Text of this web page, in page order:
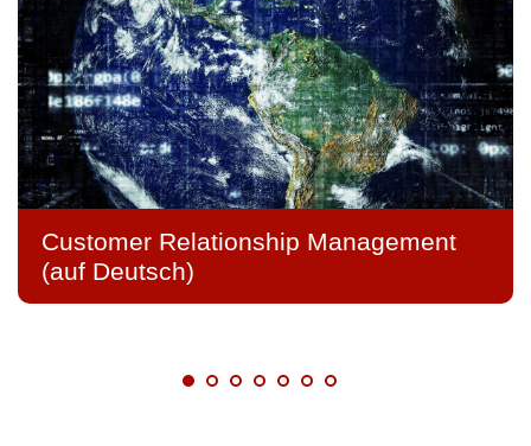
Customer Relationship Management
(auf Deutsch)